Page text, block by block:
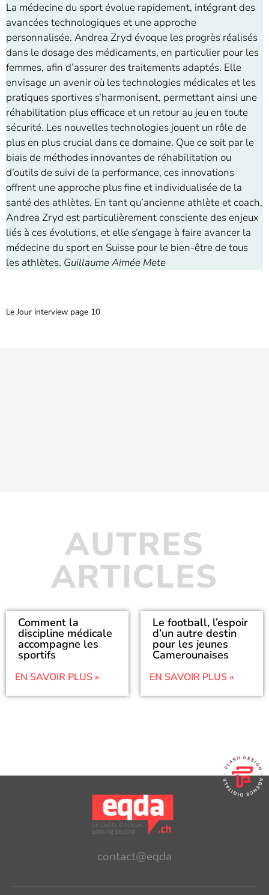
La médecine du sport évolue rapidement, intégrant des
avancées technologiques et une approche
personnalisée. Andrea Zryd évoque les progrès réalisés
dans le dosage des médicaments, en particulier pour les
femmes, afin d’assurer des traitements adaptés. Elle
envisage un avenir où les technologies médicales et les
pratiques sportives s’harmonisent, permettant ainsi une
réhabilitation plus efficace et un retour au jeu en toute
sécurité. Les nouvelles technologies jouent un rôle de
plus en plus crucial dans ce domaine. Que ce soit par le
biais de méthodes innovantes de réhabilitation ou
d’outils de suivi de la performance, ces innovations
offrent une approche plus fine et individualisée de la
santé des athlètes. En tant qu’ancienne athlète et coach,
Andrea Zryd est particulièrement consciente des enjeux
liés à ces évolutions, et elle s’engage à faire avancer la
médecine du sport en Suisse pour le bien-être de tous
les athlètes. Guillaume Aimée Mete
Le Jour interview page 10
AUTRES
ARTICLES
Comment la
discipline médicale
accompagne les
sportifs
EN SAVOIR PLUS »
Le football, l’espoir
d’un autre destin
pour les jeunes
Camerounaises
EN SAVOIR PLUS »
contact@eqda